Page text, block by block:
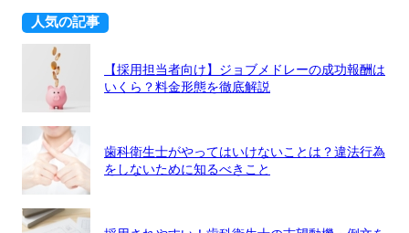
人気の記事
【採用担当者向け】ジョブメドレーの成功報酬は
いくら？料金形態を徹底解説
歯科衛生士がやってはいけないことは？違法行為
をしないために知るべきこと